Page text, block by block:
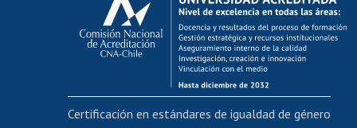
Postulación al AUCAI
Funcionarias/os
Cursos internos de capacitación
Bienestar del personal
Portal de movilidad interna
Certificación en estándares de igualdad de género